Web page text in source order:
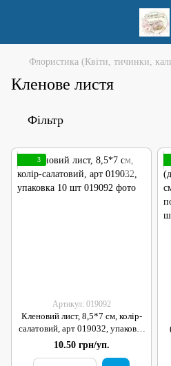
Флористика (Квіти, тичинки,
Кленове листя
Фільтр
3
Артикул: 019092
Кленовий лист, 8,5*7 см, колір-
салатовий, арт 019032, упаковка
10 шт
10.50 грн/уп.